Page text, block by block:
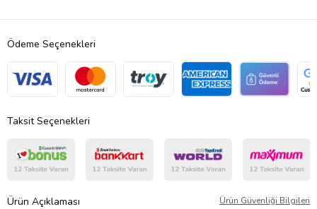
Ödeme Seçenekleri
Taksit Seçenekleri
Ürün Açıklaması Ürün Güvenliği Bilgileri